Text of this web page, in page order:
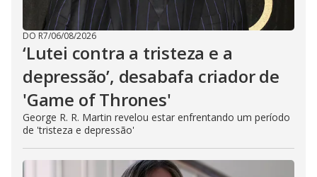
DO R7/06/08/2026
‘Lutei contra a tristeza e a
depressão’, desabafa criador de
'Game of Thrones'
George R. R. Martin revelou estar enfrentando um período
de 'tristeza e depressão'